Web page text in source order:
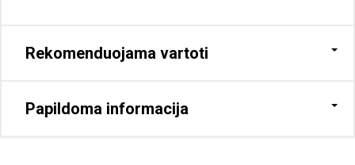
Rekomenduojama vartoti
Papildoma informacija